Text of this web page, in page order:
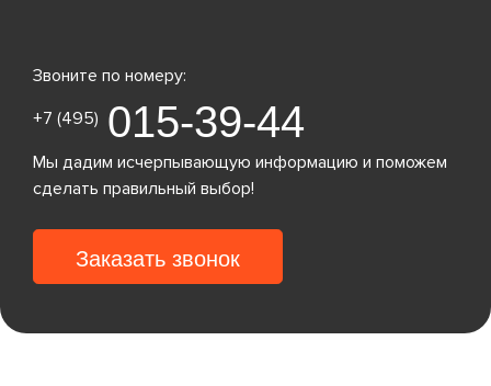
Звоните по номеру:
+7 (495) 015-39-44
Мы дадим исчерпывающую информацию и поможем
сделать правильный выбор!
Заказать звонок